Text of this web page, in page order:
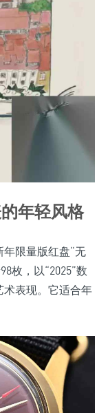
年轻风格
限量版红盘“无
枚，以“2025”数
表现。它适合年